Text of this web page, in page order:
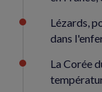
Lézards,
dans
La Corée